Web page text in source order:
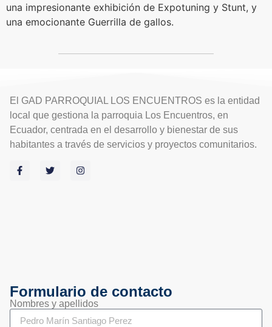
una impresionante exhibición de Expotuning y Stunt, y
una emocionante Guerrilla de gallos.
El GAD PARROQUIAL LOS ENCUENTROS es la entidad
local que gestiona la parroquia Los Encuentros, en
Ecuador, centrada en el desarrollo y bienestar de sus
habitantes a través de servicios y proyectos comunitarios.
Formulario de contacto
Nombres y apellidos